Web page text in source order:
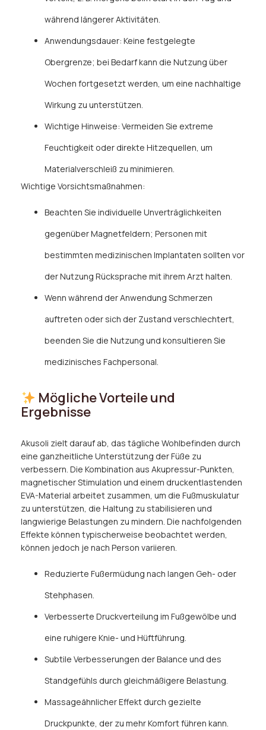
während längerer Aktivitäten.
Anwendungsdauer: Keine festgelegte
Obergrenze; bei Bedarf kann die Nutzung über
Wochen fortgesetzt werden, um eine nachhaltige
Wirkung zu unterstützen.
Wichtige Hinweise: Vermeiden Sie extreme
Feuchtigkeit oder direkte Hitzequellen, um
Materialverschleiß zu minimieren.
Wichtige Vorsichtsmaßnahmen:
Beachten Sie individuelle Unverträglichkeiten
gegenüber Magnetfeldern; Personen mit
bestimmten medizinischen Implantaten sollten vor
der Nutzung Rücksprache mit ihrem Arzt halten.
Wenn während der Anwendung Schmerzen
auftreten oder sich der Zustand verschlechtert,
beenden Sie die Nutzung und konsultieren Sie
medizinisches Fachpersonal.
Mögliche Vorteile und
Ergebnisse
Akusoli zielt darauf ab, das tägliche Wohlbefinden durch
eine ganzheitliche Unterstützung der Füße zu
verbessern. Die Kombination aus Akupressur-Punkten,
magnetischer Stimulation und einem druckentlastenden
EVA-Material arbeitet zusammen, um die Fußmuskulatur
zu unterstützen, die Haltung zu stabilisieren und
langwierige Belastungen zu mindern. Die nachfolgenden
Effekte können typischerweise beobachtet werden,
können jedoch je nach Person variieren.
Reduzierte Fußermüdung nach langen Geh- oder
Stehphasen.
Verbesserte Druckverteilung im Fußgewölbe und
eine ruhigere Knie- und Hüftführung.
Subtile Verbesserungen der Balance und des
Standgefühls durch gleichmäßigere Belastung.
Massageähnlicher Effekt durch gezielte
Druckpunkte, der zu mehr Komfort führen kann.